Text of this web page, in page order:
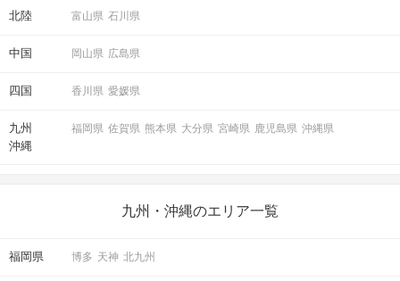
北陸 富山県 石川県
中国 岡山県 広島県
四国 香川県 愛媛県
九州
沖縄
福岡県 佐賀県 熊本県 大分県 宮崎県 鹿児島県 沖縄県
九州・沖縄のエリア一覧
福岡県 博多 天神 北九州